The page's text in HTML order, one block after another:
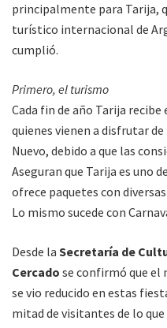
principalmente para Tarija,
turístico internacional de
cumplió.
Primero, el turismo
Cada fin de año Tarija
quienes vienen a disfrutar
Nuevo, debido a que las
Aseguran que Tarija es uno
ofrece paquetes con
Lo mismo sucede con
Desde la Secretaría de
Cercado se confirmó que el
se vio reducido en estas
mitad de visitantes de lo que